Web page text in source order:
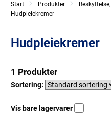
Start Produkter
Hudpleiekremer
Hudpleiekremer
1 Produkter
Sortering:
Vis bare lagervarer